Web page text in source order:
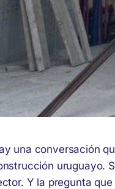
una conversación
uruguayo.
Y la pregunta